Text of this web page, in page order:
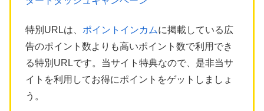
特別URLは、 ポイントインカムに掲載している広
告のポイント数よりも高いポイント数で利用でき
る特別URLです。当サイト特典なので、是非当サ
イトを利用してお得にポイントをゲットしましょ
う。